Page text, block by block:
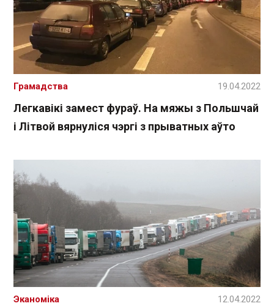
Легкавікі замест фураў. На мяжы з Польшчай
і Літвой вярнуліся чэргі з прыватных аўто
Грамадства 19.04.2022
Эканоміка 12.04.2022